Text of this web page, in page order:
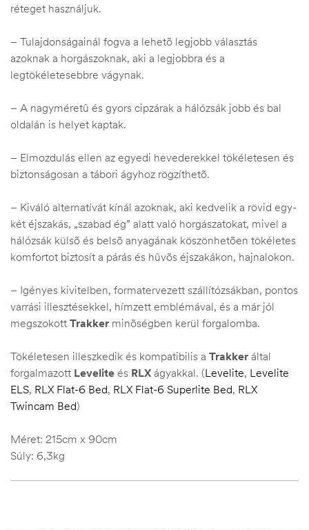
réteget használjuk.
– Tulajdonságainál fogva a lehetõ legjobb választás
azoknak a horgászoknak, aki a legjobbra és a
legtökéletesebbre vágynak.
– A nagyméretû és gyors cipzárak a hálózsák jobb és bal
oldalán is helyet kaptak.
– Elmozdulás ellen az egyedi hevederekkel tökéletesen és
biztonságosan a tábori ágyhoz rögzíthetõ.
– Kiváló alternatívát kínál azoknak, aki kedvelik a rövid egy-
két éjszakás, „szabad ég” alatt való horgászatokat, mivel a
hálózsák külsõ és belsõ anyagának köszönhetõen tökéletes
komfortot biztosít a párás és hûvõs éjszakákon, hajnalokon.
– Igényes kivitelben, formatervezett szállítózsákban, pontos
varrási illesztésekkel, hímzett emblémával, és a már jól
megszokott Trakker minõségben kerül forgalomba.
Tökéletesen illeszkedik és kompatibilis a Trakker által
forgalmazott Levelite és RLX ágyakkal. (Levelite, Levelite
ELS, RLX Flat-6 Bed, RLX Flat-6 Superlite Bed, RLX
Twincam Bed)
Méret: 215cm x 90cm
Súly: 6,3kg